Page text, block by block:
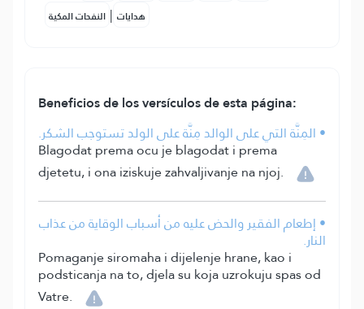
النفحات المكية | هدايات
Beneficios de los versículos de esta página:
• المِنَّة التي على الوالد مِنَّة على الولد تستوجب الشكر.
Blagodat prema ocu je blagodat i prema
djetetu, i ona iziskuje zahvaljivanje na njoj.
• إطعام الفقير والحض عليه من أسباب الوقاية من عذاب
النار.
Pomaganje siromaha i dijelenje hrane, kao i
podsticanja na to, djela su koja uzrokuju spas od
Vatre.